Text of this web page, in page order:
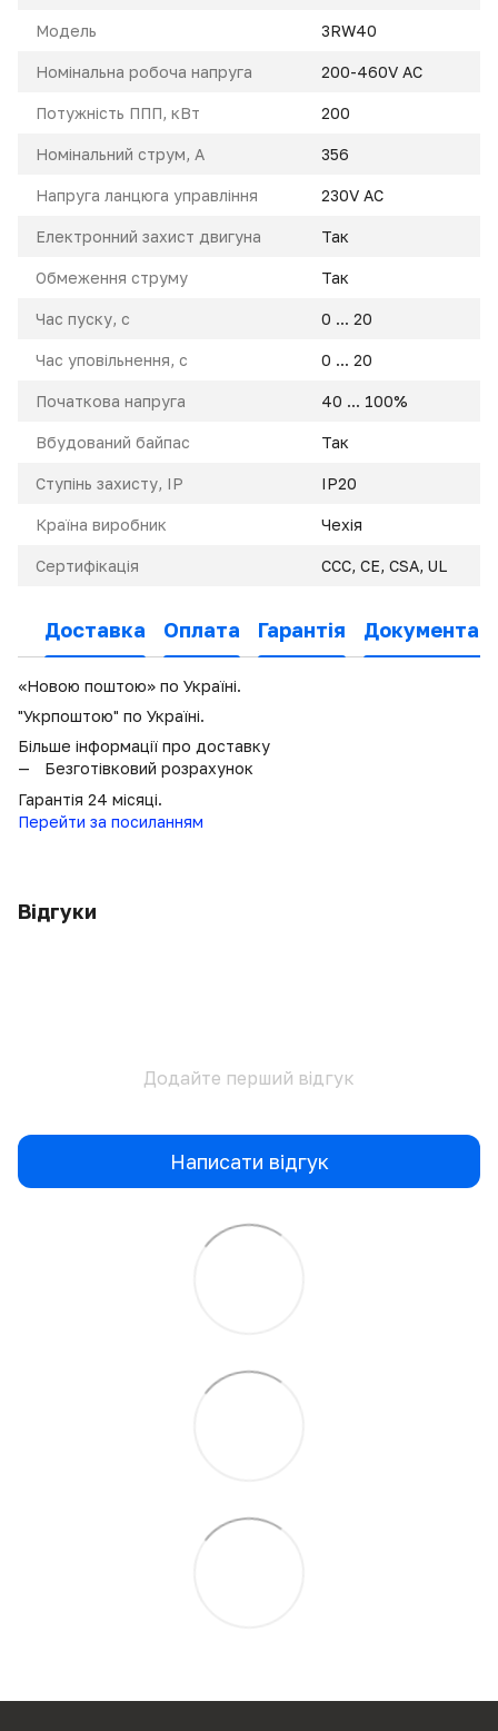
Модель 3RW40
Номінальна робоча напруга 200-460V AC
Потужність ППП, кВт 200
Номінальний струм, A 356
Напруга ланцюга управління 230V AC
Електронний захист двигуна Так
Обмеження струму Так
Час пуску, с 0 ... 20
Час уповільнення, с 0 ... 20
Початкова напруга 40 ... 100%
Вбудований байпас Так
Ступінь захисту, IP IP20
Країна виробник Чехія
Сертифікація CCC, CE, CSA, UL
Доставка Оплата Гарантія
«Новою поштою» по Україні.
"Укрпоштою" по Україні.
Більше інформації про доставку
Безготівковий розрахунок
Гарантія 24 місяці.
Перейти за посиланням
Відгуки
Додайте перший відгук
Написати відгук